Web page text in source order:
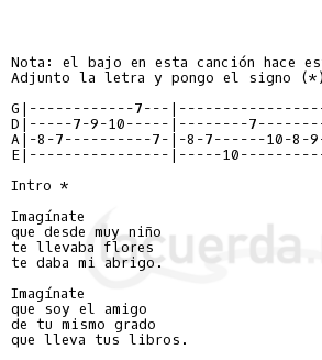
Nota: el bajo en esta canción hace
Adjunto la letra y pongo el signo (*)
G|------------7---
D|-----7-9-10-----|--------
A|-8-7----------7-|-8-7------10-8-
E|----------------|-----
Intro *
Imagínate
que desde muy niño
te llevaba flores
te daba mi abrigo.
Imagínate
que soy el amigo
de tu mismo grado
que lleva tus libros.